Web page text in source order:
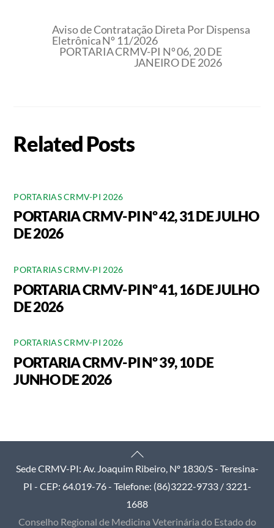
Aviso de Contratação Direta Por Dispensa
Eletrônica Nº 11/2026
PORTARIA CRMV-PI Nº 06, 20 DE
JANEIRO DE 2026
Related Posts
PORTARIAS CRMV-PI 2026
PORTARIA CRMV-PI Nº 42, 31 DE JULHO
DE 2026
PORTARIAS CRMV-PI 2026
PORTARIA CRMV-PI Nº 41, 16 DE JULHO
DE 2026
PORTARIAS CRMV-PI 2026
PORTARIA CRMV-PI Nº 39, 10 DE
JUNHO DE 2026
Back
To
Top
Sede CRMV-PI: Av. Joaquim Ribeiro, Nº 1830/S - Teresina-
PI - CEP: 64.019-76 - Telefone: (86)3222-9733 / 3221-
1688
Conselho Regional de Medicina Veterinária do Estado do